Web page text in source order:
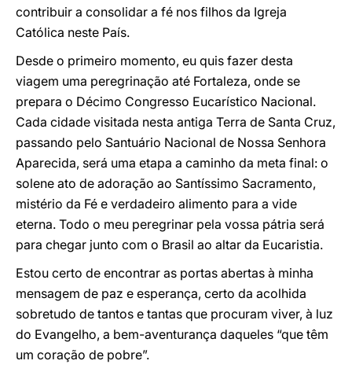
contribuir a consolidar a fé nos filhos da Igreja
Católica neste País.
Desde o primeiro momento, eu quis fazer desta
viagem uma peregrinação até Fortaleza, onde se
prepara o Décimo Congresso Eucarístico Nacional.
Cada cidade visitada nesta antiga Terra de Santa Cruz,
passando pelo Santuário Nacional de Nossa Senhora
Aparecida, será uma etapa a caminho da meta final: o
solene ato de adoração ao Santíssimo Sacramento,
mistério da Fé e verdadeiro alimento para a vide
eterna. Todo o meu peregrinar pela vossa pátria será
para chegar junto com o Brasil ao altar da Eucaristia.
Estou certo de encontrar as portas abertas à minha
mensagem de paz e esperança, certo da acolhida
sobretudo de tantos e tantas que procuram viver, à luz
do Evangelho, a bem-aventurança daqueles “que têm
um coração de pobre”.